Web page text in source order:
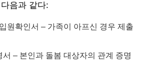
음과 같다:
원확인서 – 가족이 아프신 경우 제출
서 – 본인과 돌봄 대상자의 관계 증명